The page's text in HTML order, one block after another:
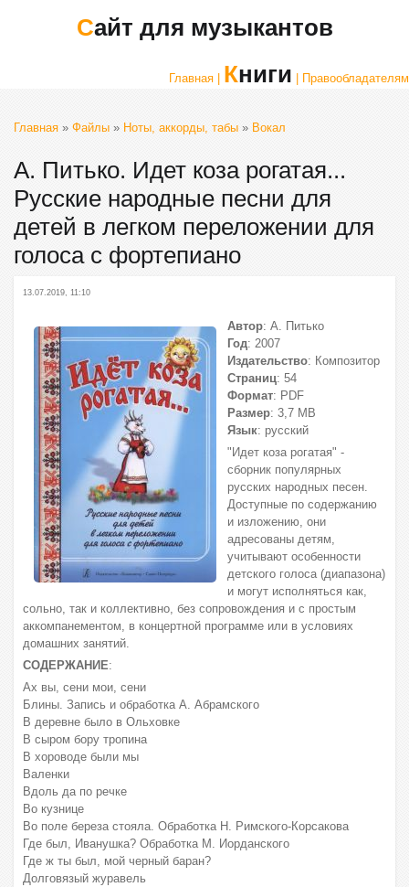
Сайт для музыкантов
Главная | Книги | Правообладателям
Главная » Файлы » Ноты, аккорды, табы » Вокал
А. Питько. Идет коза рогатая...
Русские народные песни для
детей в легком переложении для
голоса с фортепиано
13.07.2019, 11:10
Автор: А. Питько
Год: 2007
Издательство: Композитор
Страниц: 54
Формат: PDF
Размер: 3,7 МВ
Язык: русский
"Идет коза рогатая" -
сборник популярных
русских народных песен.
Доступные по содержанию
и изложению, они
адресованы детям,
учитывают особенности
детского голоса (диапазона)
и могут исполняться как,
сольно, так и коллективно, без сопровождения и с простым
аккомпанементом, в концертной программе или в условиях
домашних занятий.
СОДЕРЖАНИЕ:
Ах вы, сени мои, сени
Блины. Запись и обработка А. Абрамского
В деревне было в Ольховке
В сыром бору тропина
В хороводе были мы
Валенки
Вдоль да по речке
Во кузнице
Во поле береза стояла. Обработка Н. Римского-Корсакова
Где был, Иванушка? Обработка М. Иорданского
Где ж ты был, мой черный баран?
Долговязый журавель